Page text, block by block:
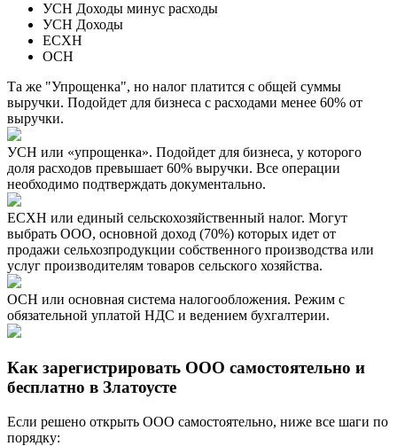
УСН Доходы минус расходы
УСН Доходы
ЕСХН
ОСН
Та же "Упрощенка", но налог платится с общей суммы
выручки. Подойдет для бизнеса с расходами менее 60% от
выручки.
УСН или «упрощенка». Подойдет для бизнеса, у которого
доля расходов превышает 60% выручки. Все операции
необходимо подтверждать документально.
ЕСХН или единый сельскохозяйственный налог. Могут
выбрать ООО, основной доход (70%) которых идет от
продажи сельхозпродукции собственного производства или
услуг производителям товаров сельского хозяйства.
ОСН или основная система налогообложения. Режим с
обязательной уплатой НДС и ведением бухгалтерии.
Как зарегистрировать ООО самостоятельно и
бесплатно в Златоусте
Если решено открыть ООО самостоятельно, ниже все шаги по
порядку: